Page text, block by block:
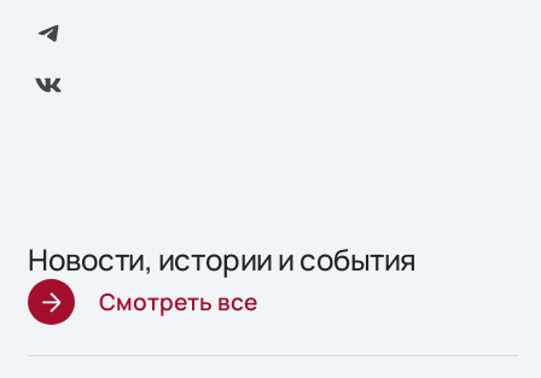
Новости, истории и события
Смотреть все